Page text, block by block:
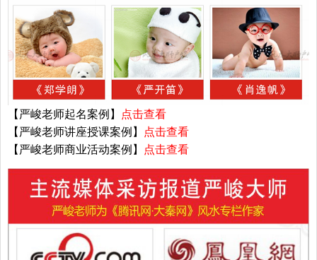
【严峻老师起名案例】
点击查看
【严峻老师讲座授课案例】
点击查看
【严峻老师商业活动案例】
点击查看